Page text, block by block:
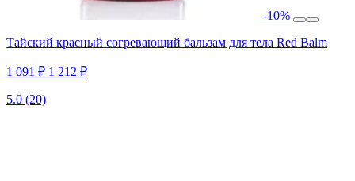
-10%
Тайский красный согревающий бальзам для тела Red Balm
1 091 ₽ 1 212 ₽
5.0 (20)